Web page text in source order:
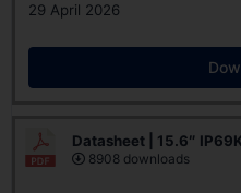
29 April 2026
Datasheet | 15.6″
8908 downloads